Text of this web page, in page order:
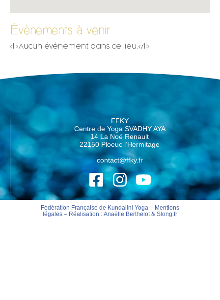
Évènements à venir
<li>Aucun événement dans ce lieu.</li>
FFKY
Centre de Yoga SVADHY AYA
14 La Noë Renault
22150 Ploeuc l’Hermitage
contact@ffky.fr
Fédération Française de Kundalini Yoga – Mentions
légales– Réalisation : Anaëlle Berthelot& Slong.fr